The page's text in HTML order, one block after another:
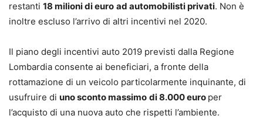
restanti 18 milioni di euro ad automobilisti privati. Non è
inoltre escluso l’arrivo di altri incentivi nel 2020.
Il piano degli incentivi auto 2019 previsti dalla Regione
Lombardia consente ai beneficiari, a fronte della
rottamazione di un veicolo particolarmente inquinante, di
usufruire di uno sconto massimo di 8.000 euro per
l’acquisto di una nuova auto che rispetti l’ambiente.